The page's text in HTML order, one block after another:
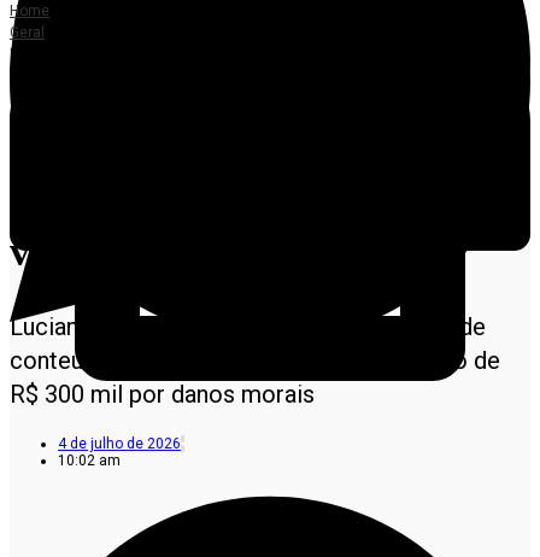
Home
Geral
Padre processa Globo, Record e SBT após vídeo viral em MT
DANOS MORAIS.
viral em MT
Luciano Simplício Religioso pede retirada de
conteúdos das redes sociais e indenização de
R$ 300 mil por danos morais
4 de julho de 2026
10:02 am